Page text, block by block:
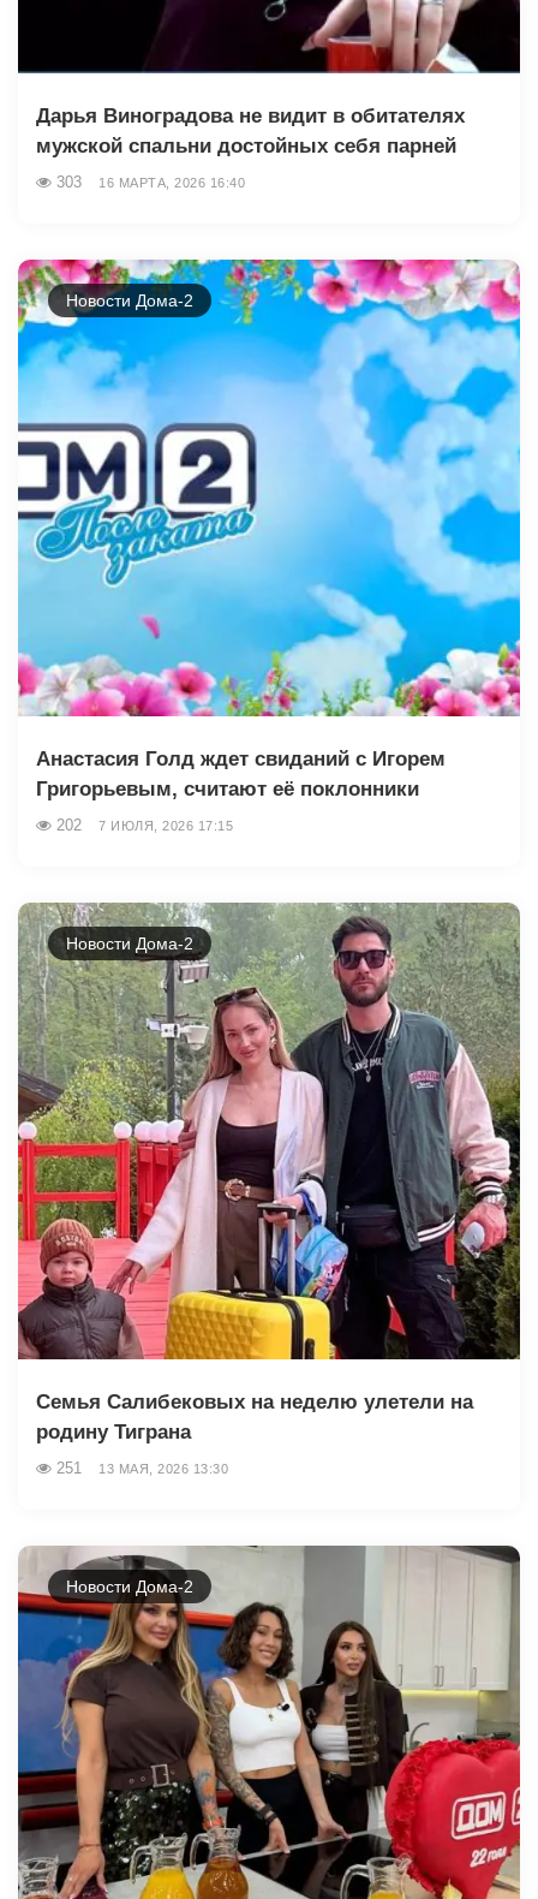
Дарья Виноградова не видит в обитателях
мужской спальни достойных себя парней
303 16 МАРТА, 2026 16:40
Новости Дома-2
Анастасия Голд ждет свиданий с Игорем
Григорьевым, считают её поклонники
202 7 ИЮЛЯ, 2026 17:15
Новости Дома-2
Семья Салибековых на неделю улетели на
родину Тиграна
251 13 МАЯ, 2026 13:30
Новости Дома-2